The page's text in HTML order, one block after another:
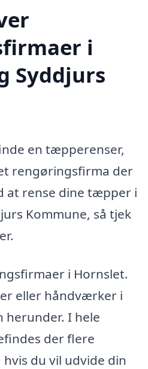
i
Syddjurs
en tæpperenser,
rengøringsfirma der
at rense dine tæpper i
Kommune, så tjek
i Hornslet.
eller håndværker i
herunder. I hele
der flere
du vil udvide din